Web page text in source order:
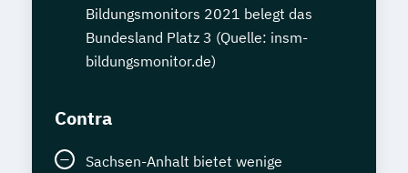
Bildungsmonitors 2021 belegt das
Bundesland Platz 3 (Quelle: insm-
bildungsmonitor.de)
Contra
Sachsen-Anhalt bietet wenige